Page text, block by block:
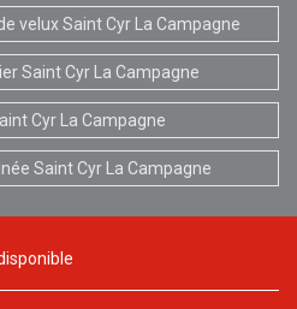
velux Saint Cyr La Campagne
Saint Cyr La Campagne
Cyr La Campagne
Saint Cyr La Campagne